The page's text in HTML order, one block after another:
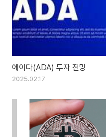
에이다(ADA) 투자 전망
2025.02.17